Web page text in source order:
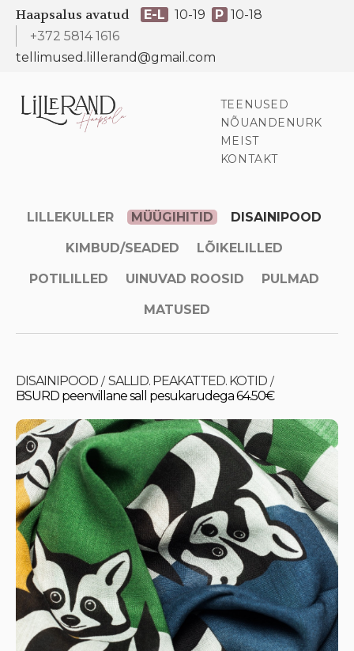
Haapsalus avatud E-L 10-19 P 10-18
+372 5814 1616
tellimused.lillerand@gmail.com
TEENUSED
NÕUANDENURK
MEIST
KONTAKT
LILLEKULLER MÜÜGIHITID DISAINIPOOD
KIMBUD/SEADED LÕIKELILLED
POTILILLED UINUVAD ROOSID PULMAD
MATUSED
DISAINIPOOD / SALLID. PEAKATTED. KOTID /
BSURD peenvillane sall pesukarudega 64.50€